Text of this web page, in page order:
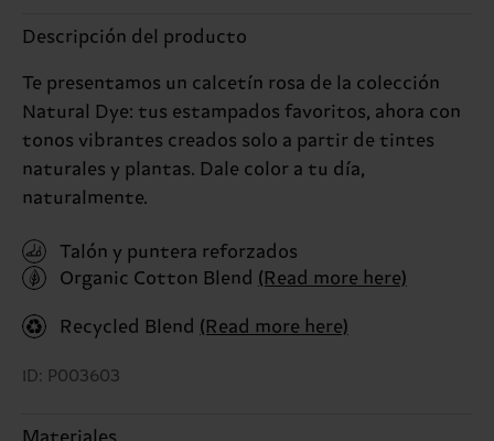
Descripción del producto
Te presentamos un calcetín rosa de la colección
Natural Dye: tus estampados favoritos, ahora con
tonos vibrantes creados solo a partir de tintes
naturales y plantas. Dale color a tu día,
naturalmente.
Talón y puntera reforzados
Organic Cotton Blend (Read more here)
Recycled Blend (Read more here)
ID: P003603